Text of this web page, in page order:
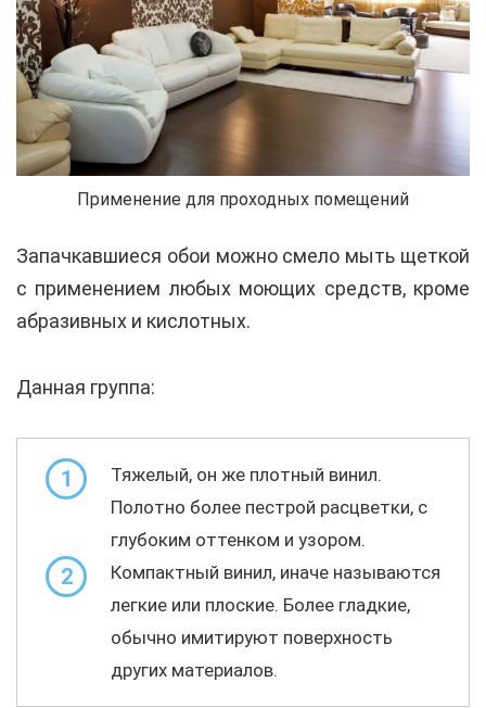
Применение для проходных помещений
Запачкавшиеся обои можно смело мыть щеткой
с применением любых моющих средств, кроме
абразивных и кислотных.
Данная группа:
1
Тяжелый, он же плотный винил.
Полотно более пестрой расцветки, с
глубоким оттенком и узором.
2
Компактный винил, иначе называются
легкие или плоские. Более гладкие,
обычно имитируют поверхность
других материалов.